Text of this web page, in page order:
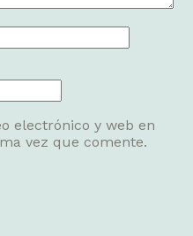
electrónico y web en
vez que comente.